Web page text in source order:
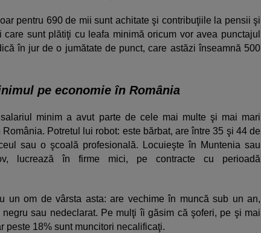
pentru 690 de mii sunt achitate şi contribuţiile la pensii şi
care sunt plătiţi cu leafa minimă oricum vor avea punctajul
în jur de o jumătate de punct, care astăzi înseamnă 500
pe economie în România
minim a avut parte de cele mai multe şi mai mari
Potretul lui robot: este bărbat, are între 35 şi 44 de
sau o şcoală profesională. Locuieşte în Muntenia sau
lucrează în firme mici, pe contracte cu perioadă
un om de vârsta asta: are vechime în muncă sub un an,
sau nedeclarat. Pe mulţi îi găsim că şoferi, pe şi mai
peste 18% sunt muncitori necalificaţi.